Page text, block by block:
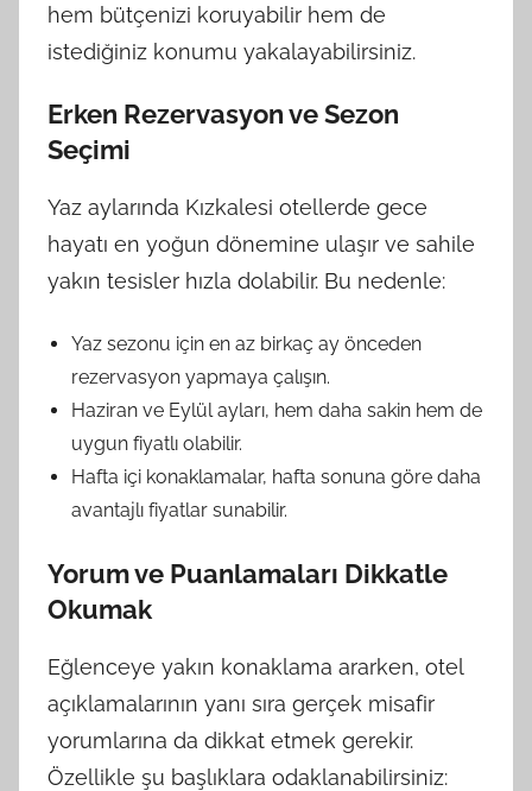
hem bütçenizi koruyabilir hem de
istediğiniz konumu yakalayabilirsiniz.
Erken Rezervasyon ve Sezon
Seçimi
Yaz aylarında Kızkalesi otellerde gece
hayatı en yoğun dönemine ulaşır ve sahile
yakın tesisler hızla dolabilir. Bu nedenle:
Yaz sezonu için en az birkaç ay önceden
rezervasyon yapmaya çalışın.
Haziran ve Eylül ayları, hem daha sakin hem de
uygun fiyatlı olabilir.
Hafta içi konaklamalar, hafta sonuna göre daha
avantajlı fiyatlar sunabilir.
Yorum ve Puanlamaları Dikkatle
Okumak
Eğlenceye yakın konaklama ararken, otel
açıklamalarının yanı sıra gerçek misafir
yorumlarına da dikkat etmek gerekir.
Özellikle şu başlıklara odaklanabilirsiniz: